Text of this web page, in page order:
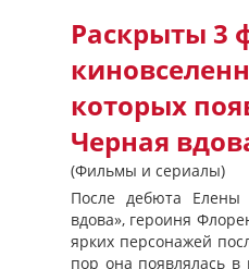
Раскрыты 3
которых
Черная
(Фильмы и сериалы)
После дебюта
вдова», героиня
ярких персонажей
пор она появлялась в